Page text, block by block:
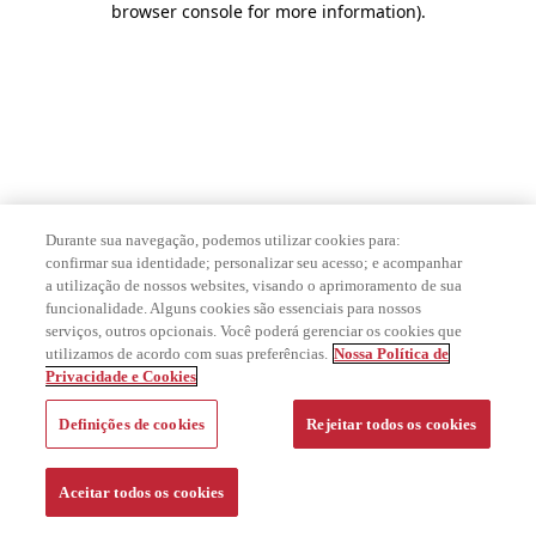
browser console for more information).
Durante sua navegação, podemos utilizar cookies para:
confirmar sua identidade; personalizar seu acesso; e acompanhar
a utilização de nossos websites, visando o aprimoramento de sua
funcionalidade. Alguns cookies são essenciais para nossos
serviços, outros opcionais. Você poderá gerenciar os cookies que
utilizamos de acordo com suas preferências. Nossa Política de
Privacidade e Cookies
Definições de cookies Rejeitar todos os cookies
Aceitar todos os cookies